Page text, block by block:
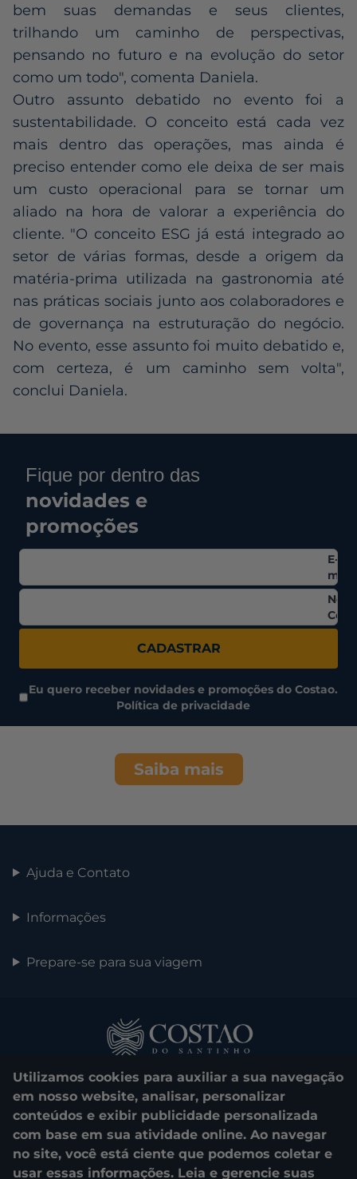
Utilizamos cookies para auxiliar a sua navegação
em nosso website, analisar, personalizar
conteúdos e exibir publicidade personalizada
com base em sua atividade online. Ao navegar
no site, você está ciente que podemos coletar e
usar essas informações. Leia e gerencie suas
bem suas demandas e seus clientes,
trilhando um caminho de perspectivas,
pensando no futuro e na evolução do setor
como um todo", comenta Daniela.
Outro assunto debatido no evento foi a
sustentabilidade. O conceito está cada vez
mais dentro das operações, mas ainda é
preciso entender como ele deixa de ser mais
um custo operacional para se tornar um
aliado na hora de valorar a experiência do
cliente. "O conceito ESG já está integrado ao
setor de várias formas, desde a origem da
matéria-prima utilizada na gastronomia até
nas práticas sociais junto aos colaboradores e
de governança na estruturação do negócio.
No evento, esse assunto foi muito debatido e,
com certeza, é um caminho sem volta",
conclui Daniela.
Fique por dentro das
novidades e
promoções
E-
mail
CADASTRAR
Eu quero receber novidades e promoções do Costao.
Política de privacidade
Saiba mais
Ajuda e Contato
Informações
Prepare-se para sua viagem
0800 048 1000